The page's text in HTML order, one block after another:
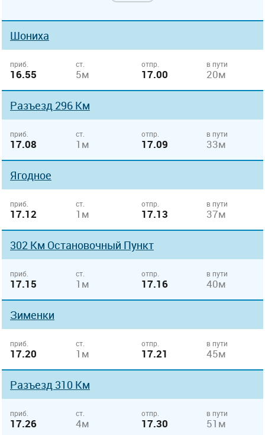
Шониха
приб.
16.55
ст.
5м
отпр.
17.00
в пути
20м
Разъезд 296 Км
приб.
17.08
ст.
1м
отпр.
17.09
в пути
33м
Ягодное
приб.
17.12
ст.
1м
отпр.
17.13
в пути
37м
302 Км Остановочный Пункт
приб.
17.15
ст.
1м
отпр.
17.16
в пути
40м
Зименки
приб.
17.20
ст.
1м
отпр.
17.21
в пути
45м
Разъезд 310 Км
приб.
17.26
ст.
4м
отпр.
17.30
в пути
51м